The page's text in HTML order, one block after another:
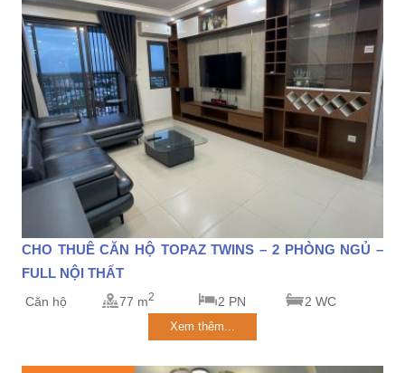
CHO THUÊ CĂN HỘ TOPAZ TWINS – 2 PHÒNG NGỦ –
FULL NỘI THẤT
Căn hộ 77 m2 2 PN 2 WC
Xem thêm...